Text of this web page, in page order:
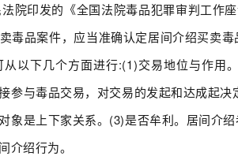
院印发的《全国法院毒品犯罪审判工作
毒品案件，应当准确认定居间介绍买卖
以下几个方面进行:(1)交易地位与作用
参与毒品交易，对交易的发起和达成起
象是上下家关系。(3)是否牟利。居间介
介绍行为。